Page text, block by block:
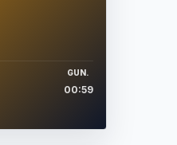
GUN.
00:59